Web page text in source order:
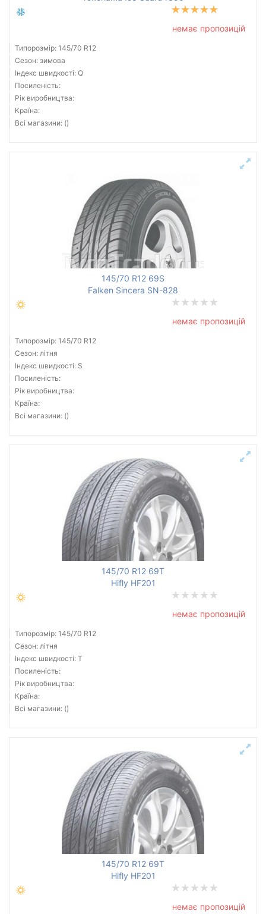
немає пропозицій
Типорозмір: 145/70 R12
Сезон: зимова
Індекс швидкості: Q
Посиленість:
Рік виробництва:
Країна:
Всі магазини: ()
145/70 R12 69S
Falken Sincera SN-828
немає пропозицій
Типорозмір: 145/70 R12
Сезон: літня
Індекс швидкості: S
Посиленість:
Рік виробництва:
Країна:
Всі магазини: ()
145/70 R12 69T
Hifly HF201
немає пропозицій
Типорозмір: 145/70 R12
Сезон: літня
Індекс швидкості: T
Посиленість:
Рік виробництва:
Країна:
Всі магазини: ()
145/70 R12 69T
Hifly HF201
немає пропозицій